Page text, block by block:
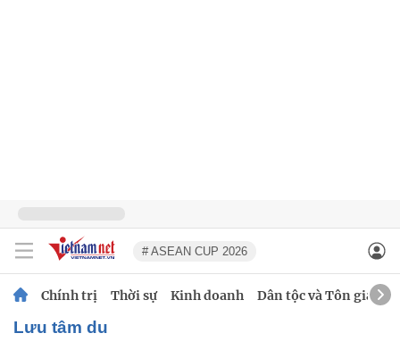
# ASEAN CUP 2026
Chính trị Thời sự Kinh doanh Dân tộc và Tôn giáo
lưu tâm du